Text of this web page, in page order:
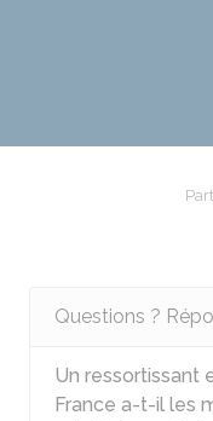
Questions ?
Un ressortissant
France a-t-il les